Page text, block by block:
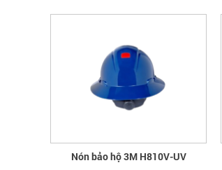
Nón bảo hộ 3M H810V-UV